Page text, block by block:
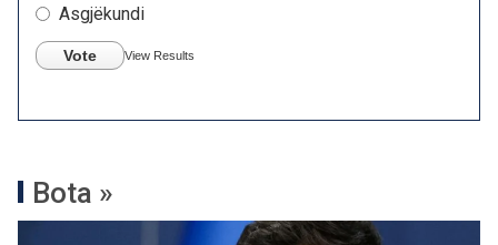
Asgjëkundi
Vote View Results
Bota »